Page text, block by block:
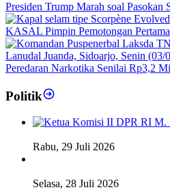
Presiden Trump Marah soal Pasokan
KASAL Pimpin Pemotongan
Peredaran Narkotika Senilai Rp3,2
Politik
Rabu, 29 Juli 2026
Selasa, 28 Juli 2026